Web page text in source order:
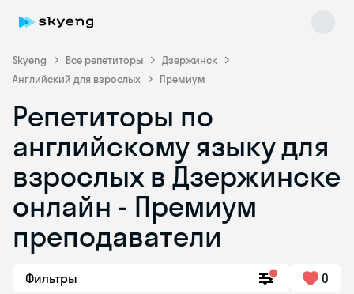
Skyeng Все репетиторы
Дзержинск
Английский для взрослых
Премиум
Репетиторы по
английскому языку для
взрослых в Дзержинске
онлайн - Премиум
преподаватели
Фильтры 0
Skyeng Chat